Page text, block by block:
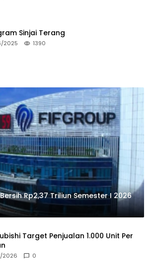
Sinjai Terang
2025 1390
Rp2,37 Triliun Semester I 2026
Target Penjualan 1.000 Unit Per
2026 0